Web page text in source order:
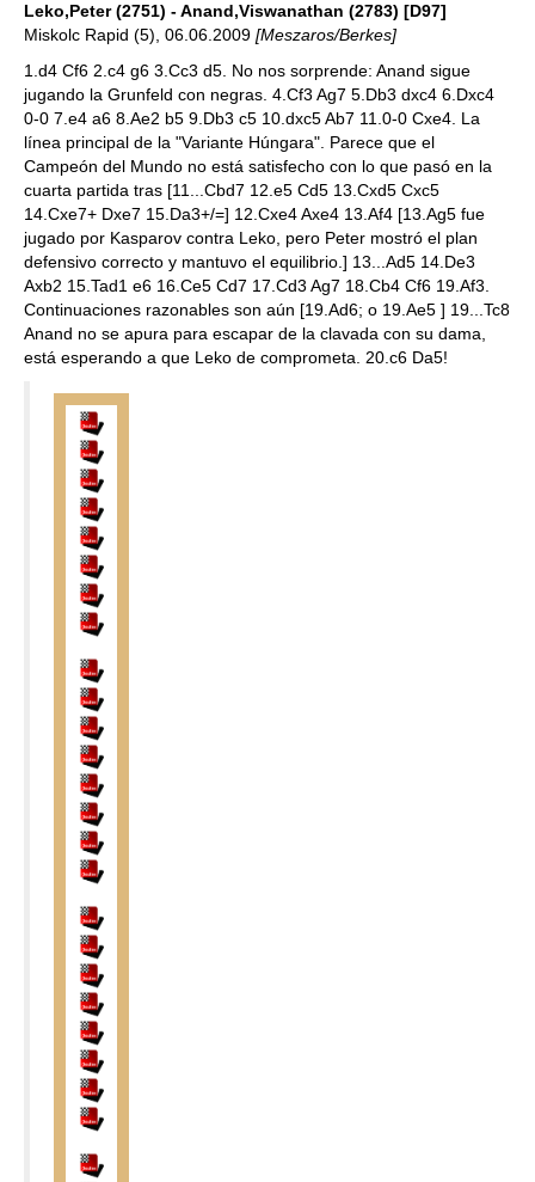
Leko,Peter (2751) - Anand,Viswanathan (2783) [D97]
Miskolc Rapid (5), 06.06.2009 [Meszaros/Berkes]
1.d4 Cf6 2.c4 g6 3.Cc3 d5. No nos sorprende: Anand sigue
jugando la Grunfeld con negras. 4.Cf3 Ag7 5.Db3 dxc4 6.Dxc4
0-0 7.e4 a6 8.Ae2 b5 9.Db3 c5 10.dxc5 Ab7 11.0-0 Cxe4. La
línea principal de la "Variante Húngara". Parece que el
Campeón del Mundo no está satisfecho con lo que pasó en la
cuarta partida tras [11...Cbd7 12.e5 Cd5 13.Cxd5 Cxc5
14.Cxe7+ Dxe7 15.Da3+/=] 12.Cxe4 Axe4 13.Af4 [13.Ag5 fue
jugado por Kasparov contra Leko, pero Peter mostró el plan
defensivo correcto y mantuvo el equilibrio.] 13...Ad5 14.De3
Axb2 15.Tad1 e6 16.Ce5 Cd7 17.Cd3 Ag7 18.Cb4 Cf6 19.Af3.
Continuaciones razonables son aún [19.Ad6; o 19.Ae5 ] 19...Tc8
Anand no se apura para escapar de la clavada con su dama,
está esperando a que Leko de comprometa. 20.c6 Da5!